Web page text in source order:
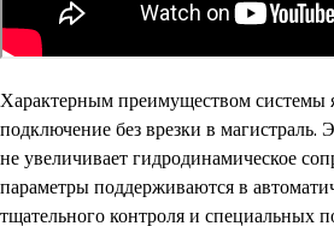
Характерным преимуществом системы
подключение без врезки в магистраль.
не увеличивает гидродинамическое
параметры поддерживаются в
тщательного контроля и специальных